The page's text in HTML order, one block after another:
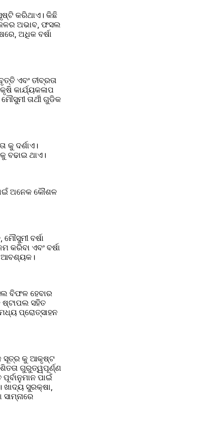
କରିଥାଏ। କିଛି
ଜଳର ଅଭାବ, ଫସଲ
ଅଧିକ ବର୍ଷା
ଏବଂ ତୀବ୍ରତା
କାର୍ଯ୍ୟକଳାପ
ତାର୍ଥୀ ଗୁଡିକ
କୁ ଦର୍ଶାଏ।
ବଢାଇ ଥାଏ।
ଅନେକ କୌଶଳ
ବର୍ଷା
ଏବଂ ବର୍ଷା
ଆବଶ୍ୟକ।
ବିଫଳ ହେବାର
ସହିତ
ପ୍ରୋତ୍ସାହନ
ସୂତ୍ର କୁ ଆକୃଷ୍ଟ
ଗୁରୁତ୍ୱପୂର୍ଣ୍ଣ
ପାଇଁ
ଖାଦ୍ୟ ସୁରକ୍ଷା,